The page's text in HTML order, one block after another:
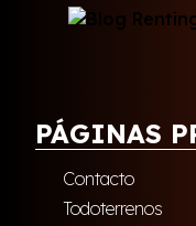
PÁGINAS
Contacto
Todoterrenos